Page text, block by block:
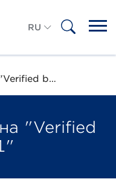
RU
RO
GEPIR Заменен на "Verified by GS1"
"Verified